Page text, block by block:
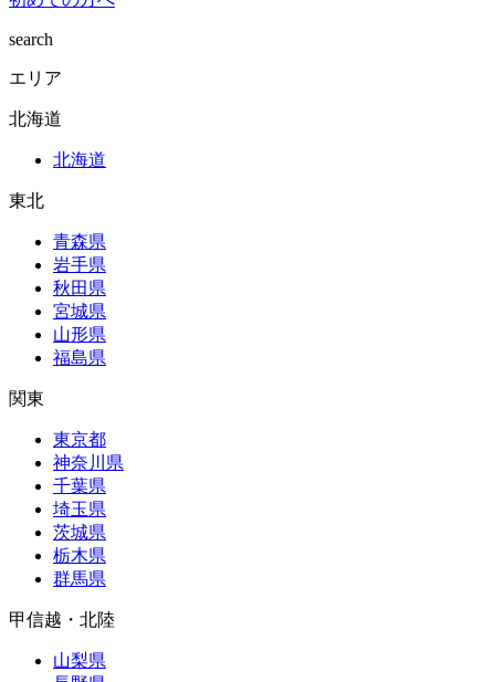
search
エリア
北海道
北海道
東北
青森県
岩手県
秋田県
宮城県
山形県
福島県
関東
東京都
神奈川県
千葉県
埼玉県
茨城県
栃木県
群馬県
甲信越・北陸
山梨県